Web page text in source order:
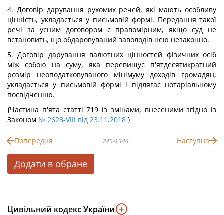
4. Договір дарування рухомих речей, які мають особливу
цінність, укладається у письмовій формі. Передання такої
речі за усним договором є правомірним, якщо суд не
встановить, що обдаровуваний заволодів нею незаконно.
5. Договір дарування валютних цінностей фізичних осіб
між собою на суму, яка перевищує п'ятдесятикратний
розмір неоподатковуваного мінімуму доходів громадян,
укладається у письмовій формі і підлягає нотаріальному
посвідченню.
{Частина п'ята статті 719 із змінами, внесеними згідно із
Законом № 2628-VIII від 23.11.2018 }
Попередня 745/1344 Наступна
Додати в обране
Цивільний кодекс України